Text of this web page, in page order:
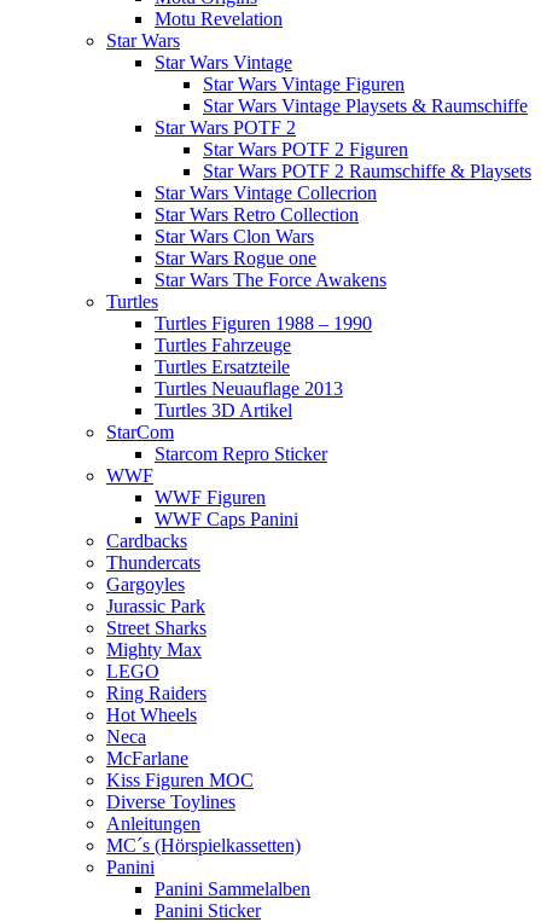
Motu Revelation
Star Wars
Star Wars Vintage
Star Wars Vintage Figuren
Star Wars Vintage Playsets & Raumschiffe
Star Wars POTF 2
Star Wars POTF 2 Figuren
Star Wars POTF 2 Raumschiffe & Playsets
Star Wars Vintage Collecrion
Star Wars Retro Collection
Star Wars Clon Wars
Star Wars Rogue one
Star Wars The Force Awakens
Turtles
Turtles Figuren 1988 – 1990
Turtles Fahrzeuge
Turtles Ersatzteile
Turtles Neuauflage 2013
Turtles 3D Artikel
StarCom
Starcom Repro Sticker
WWF
WWF Figuren
WWF Caps Panini
Cardbacks
Thundercats
Gargoyles
Jurassic Park
Street Sharks
Mighty Max
LEGO
Ring Raiders
Hot Wheels
Neca
McFarlane
Kiss Figuren MOC
Diverse Toylines
Anleitungen
MC´s (Hörspielkassetten)
Panini
Panini Sammelalben
Panini Sticker